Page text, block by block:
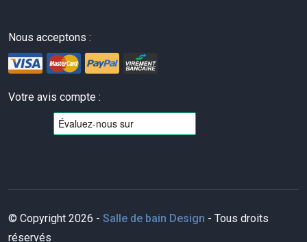
Nous acceptons :
Votre avis compte :
© Copyright 2026 - Salle de bain Design - Tous droits
réservés